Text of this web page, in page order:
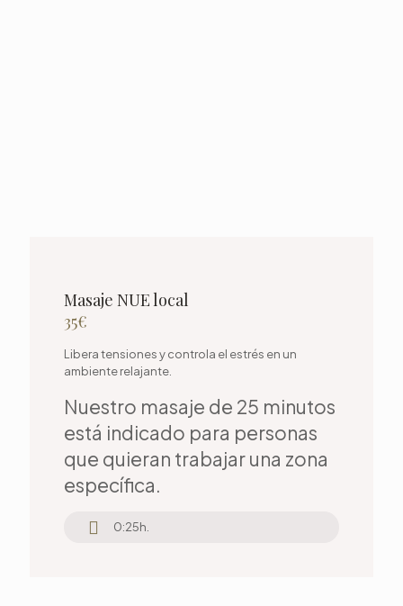
Masaje NUE local
35€
Libera tensiones y controla el estrés en un
ambiente relajante.
Nuestro masaje de 25 minutos
está indicado para personas
que quieran trabajar una zona
específica.
0:25h.